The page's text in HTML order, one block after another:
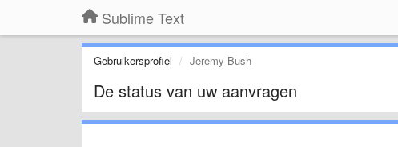
Sublime Text
Gebruikersprofiel Jeremy Bush
De status van uw aanvragen